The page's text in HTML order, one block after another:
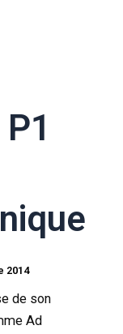
2014
de son
Ad